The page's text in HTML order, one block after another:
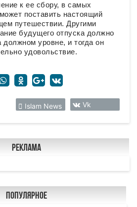
к ее сбору, в самых
поставить настоящий
путешествии. Другими
будущего отпуска должно
должном уровне, и тогда он
удовольствие.
Islam News Vk
Реклама
Популярное